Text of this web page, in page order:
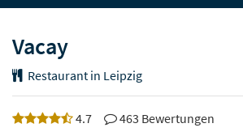
Vacay
Restaurant in Leipzig
4.7 463 Bewertungen